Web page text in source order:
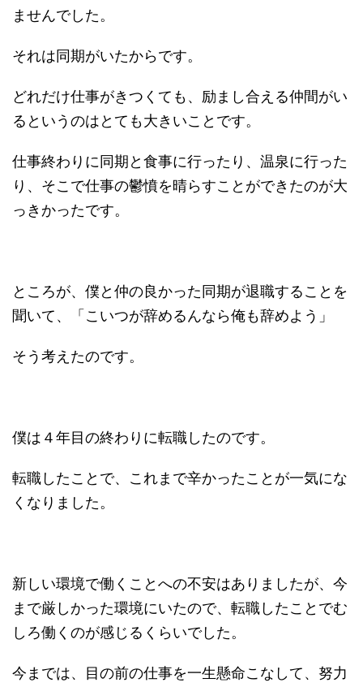
ませんでした。
それは同期がいたからです。
どれだけ仕事がきつくても、励まし合える仲間がい
るというのはとても大きいことです。
仕事終わりに同期と食事に行ったり、温泉に行った
り、そこで仕事の鬱憤を晴らすことができたのが大
っきかったです。
ところが、僕と仲の良かった同期が退職することを
聞いて、「こいつが辞めるんなら俺も辞めよう」
そう考えたのです。
僕は４年目の終わりに転職したのです。
転職したことで、これまで辛かったことが一気にな
くなりました。
新しい環境で働くことへの不安はありましたが、今
まで厳しかった環境にいたので、転職したことでむ
しろ働くのが感じるくらいでした。
今までは、目の前の仕事を一生懸命こなして、努力